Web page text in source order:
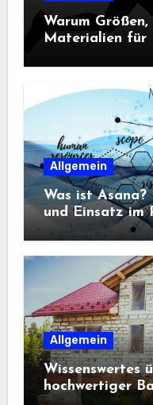
Warum
Materialien für
Allgemein
Was ist
und Einsatz im
Allgemein
Wissenswertes
hochwertiger